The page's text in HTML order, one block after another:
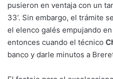
pusieron en ventaja con un
33’. Sin embargo, el trámite
el elenco galés empujando
entonces cuando el técnico
banco y darle minutos a